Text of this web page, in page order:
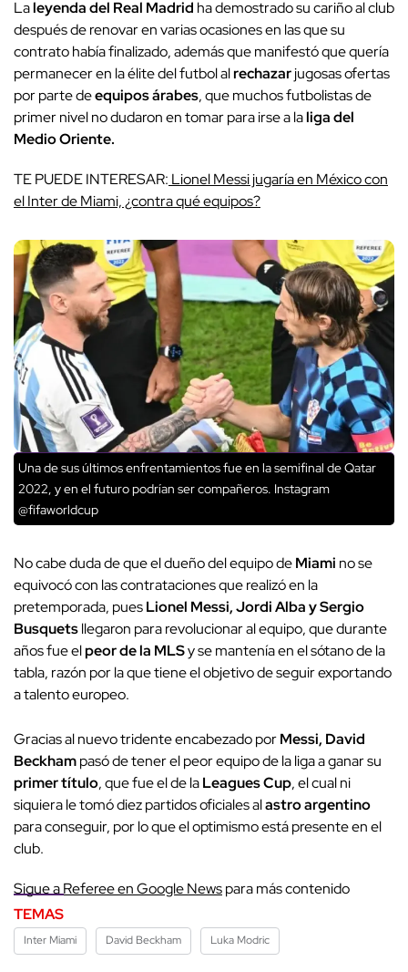
Laleyenda del Real Madrid ha demostrado su cariño al club
después de renovar en varias ocasiones en las que su
contrato había finalizado, además que manifestó que quería
permanecer en la élite del futbol alrechazarjugosas ofertas
por parte deequipos árabes, que muchos futbolistas de
primer nivel no dudaron en tomar para irse a laliga del
Medio Oriente.
TE PUEDE INTERESAR: Lionel Messi jugaría en México con
el Inter de Miami, ¿contra qué equipos?
Una de sus últimos enfrentamientos fue en la semifinal de Qatar
2022, y en el futuro podrían ser compañeros. Instagram
@fifaworldcup
No cabe duda de que el dueño del equipo deMiami no se
equivocó con las contrataciones que realizó en la
pretemporada, puesLionel Messi, Jordi Alba y Sergio
Busquetsllegaron para revolucionar al equipo, que durante
años fue elpeor de la MLSy se mantenía en el sótano de la
tabla, razón por la que tiene el objetivo de seguir exportando
a talento europeo.
Gracias al nuevo tridente encabezado porMessi, David
Beckhampasó de tener el peor equipo de la liga a ganar su
primer título, que fue el de laLeagues Cup, el cual ni
siquiera le tomó diez partidos oficiales alastro argentino
para conseguir, por lo que el optimismo está presente en el
club.
Sigue aReferee en Google Newspara más contenido
TEMAS
Inter Miami David Beckham Luka Modric